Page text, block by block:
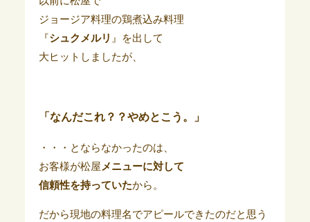
ジョージア料理の鶏煮込み料理
『シュクメルリ 』を出して
大ヒットしましたが、
「なんだこれ？？やめとこう。」
・・・とならなかったのは、
お客様が松屋 メニューに対して
信頼性を持っていたから。
だから現地の料理名でアピールできたのだと思う